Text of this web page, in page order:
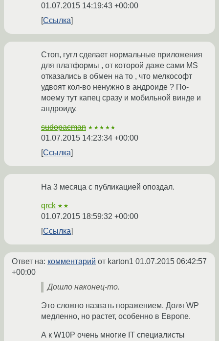
01.07.2015 14:19:43 +00:00
Ссылка
Стоп, гугл сделает нормальные приложения
для платформы , от которой даже сами MS
отказались в обмен на то , что мелкософт
удвоят кол-во ненужно в андроиде ? По-
моему тут капец сразу и мобильной винде и
андроиду.
sudopacman ★★★★★
01.07.2015 14:23:34 +00:00
Ссылка
На 3 месяца с публикацией опоздал.
qrck ★★
01.07.2015 18:59:32 +00:00
Ссылка
Ответ на: комментарий от karton1 01.07.2015 06:42:57
+00:00
Дошло наконец-то.
Это сложно назвать поражением. Доля WP
медленно, но растет, особенно в Европе.
А к W10P очень многие IT специалисты